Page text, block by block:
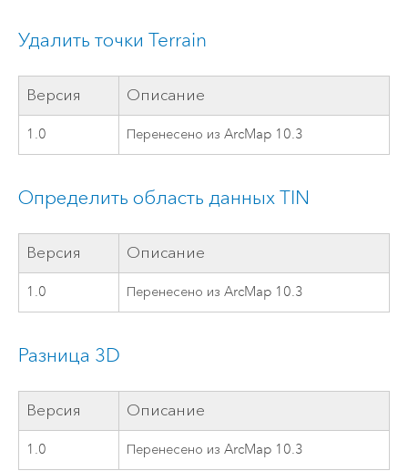
Удалить точки Terrain
Версия Описание
1.0 Перенесено из ArcMap 10.3
Определить область данных TIN
Версия Описание
1.0 Перенесено из ArcMap 10.3
Разница 3D
Версия Описание
1.0 Перенесено из ArcMap 10.3